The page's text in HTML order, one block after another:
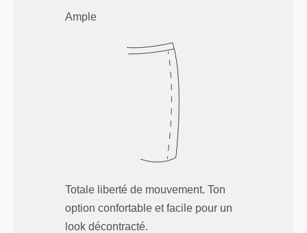
Ample
Totale liberté de mouvement. Ton
option confortable et facile pour un
look décontracté.